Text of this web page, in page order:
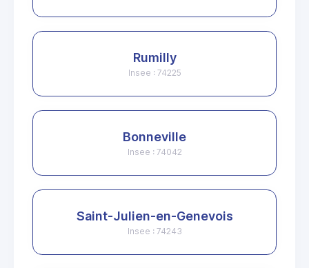
Rumilly
Insee : 74225
Bonneville
Insee : 74042
Saint-Julien-en-Genevois
Insee : 74243